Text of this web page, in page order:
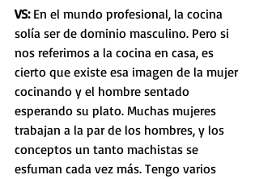
VS: En el mundo profesional, la cocina
solía ser de dominio masculino. Pero si
nos referimos a la cocina en casa, es
cierto que existe esa imagen de la mujer
cocinando y el hombre sentado
esperando su plato. Muchas mujeres
trabajan a la par de los hombres, y los
conceptos un tanto machistas se
esfuman cada vez más. Tengo varios